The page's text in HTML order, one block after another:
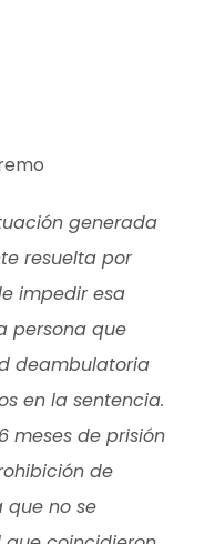
generada
resuelta por
impedir esa
persona que
deambulatoria
en la sentencia.
meses de prisión
de
que no se